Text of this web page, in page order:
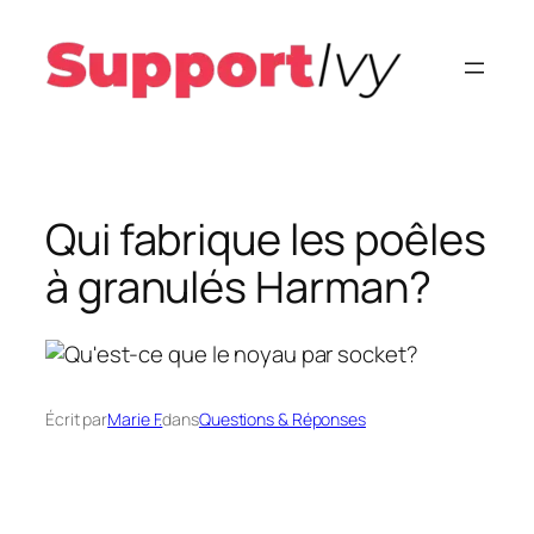
contenu
Qui fabrique les poêles
à granulés Harman?
Écrit parMarie F.dansQuestions & Réponses